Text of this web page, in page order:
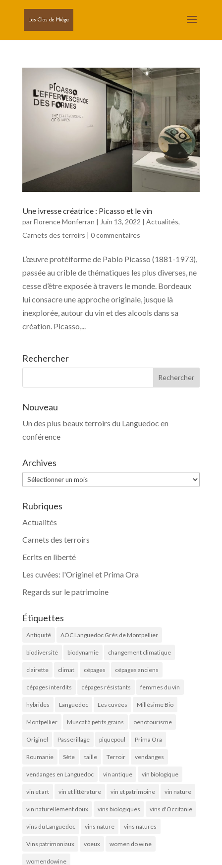
Une ivresse créatrice : Picasso et le vin
parFlorence Monferran | Juin 13, 2022 | Actualités,
Carnets des terroirs | 0 commentaires
L’œuvre protéiforme de Pablo Picasso (1881-1973),
passée au crible de thématiques les plus diverses, ne
cesse d’être exposée à travers le monde. Bordeaux
lui consacre une approche originale, jusque là
inexplorée, autour du vin et des alcools dans sa
création. Picasso,...
Rechercher
Nouveau
Un des plus beaux terroirs du Languedoc en
conférence
Archives
Archives
Rubriques
Actualités
Carnets des terroirs
Ecrits en liberté
Les cuvées: l'Originel et Prima Ora
Regards sur le patrimoine
Étiquettes
Antiquité AOC Languedoc Grés de Montpellier
biodiversité biodynamie changement climatique
clairette climat cépages cépages anciens
cépages interdits cépages résistants femmes du vin
hybrides Languedoc Les cuvées Millésime Bio
Montpellier Muscat à petits grains oenotourisme
Originel Passerillage piquepoul Prima Ora
Roumanie Sète taille Terroir vendanges
vendanges en Languedoc vin antique vin biologique
vin et art vin et littérature vin et patrimoine vin nature
vin naturellement doux vins biologiques vins d'Occitanie
vins du Languedoc vins nature vins natures
Vins patrimoniaux voeux women do wine
womendowine